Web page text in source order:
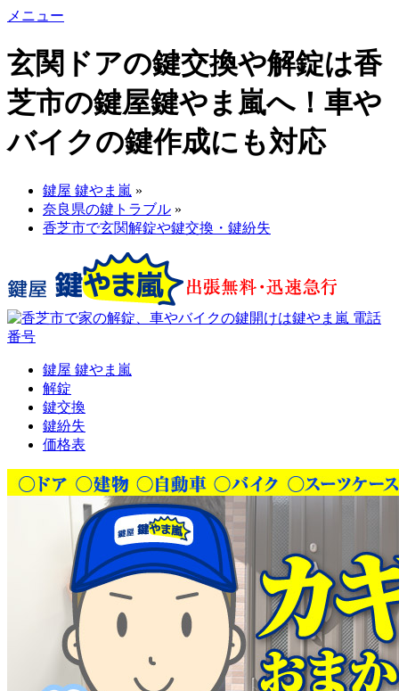
メニュー
玄関ドアの鍵交換や解錠は香
芝市の鍵屋鍵やま嵐へ！車や
バイクの鍵作成にも対応
鍵屋 鍵やま嵐 »
奈良県の鍵トラブル »
香芝市で玄関解錠や鍵交換・鍵紛失
鍵屋 鍵やま嵐
解錠
鍵交換
鍵紛失
価格表